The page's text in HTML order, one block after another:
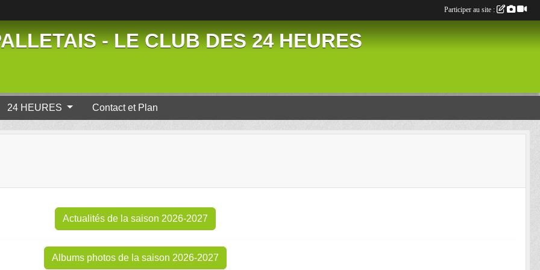
- LE CLUB DES 24 HEURES
24 HEURES Contact et Plan
Actualités de la saison 2026-2027
Albums photos de la saison 2026-2027
Participer au site :